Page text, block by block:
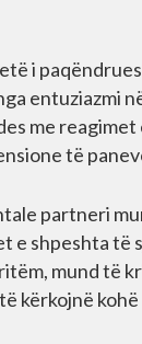
i
entuziazmi
me
të
partneri
e shpeshta të
mund të
kërkojnë